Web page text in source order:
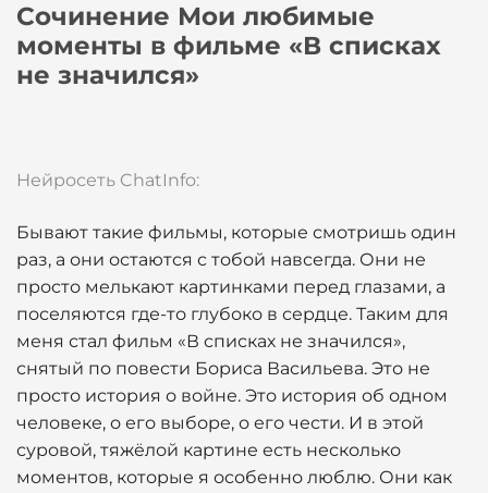
Сочинение Мои любимые
моменты в фильме «В списках
не значился»
Нейросеть ChatInfo:
Бывают такие фильмы, которые смотришь один
раз, а они остаются с тобой навсегда. Они не
просто мелькают картинками перед глазами, а
поселяются где-то глубоко в сердце. Таким для
меня стал фильм «В списках не значился»,
снятый по повести Бориса Васильева. Это не
просто история о войне. Это история об одном
человеке, о его выборе, о его чести. И в этой
суровой, тяжёлой картине есть несколько
моментов, которые я особенно люблю. Они как